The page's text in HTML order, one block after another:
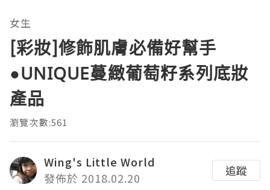
女生
[彩妝]修飾肌膚必備好幫手
●UNIQUE蔓緻葡萄籽系列底妝
產品
瀏覽次數:561
Wing's Little World
發佈於 2018.02.20
追蹤